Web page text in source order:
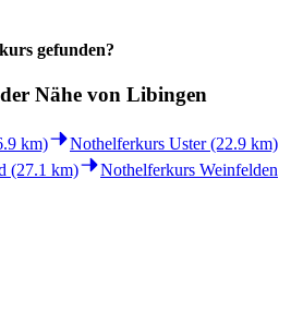
gefunden?
Nähe von Libingen
km)
Nothelferkurs Uster (22.9 km)
(27.1 km)
Nothelferkurs Weinfelden